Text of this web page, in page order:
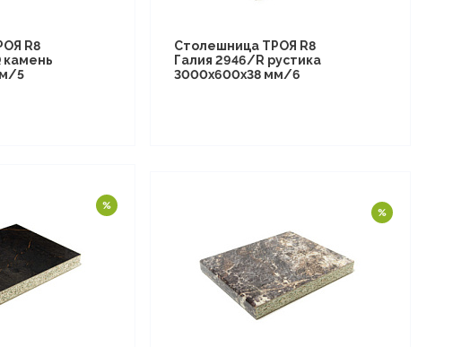
R8
камень
5
Столешница ТРОЯ R8
Галия 2946/R рустика
3000х600х38 мм/6